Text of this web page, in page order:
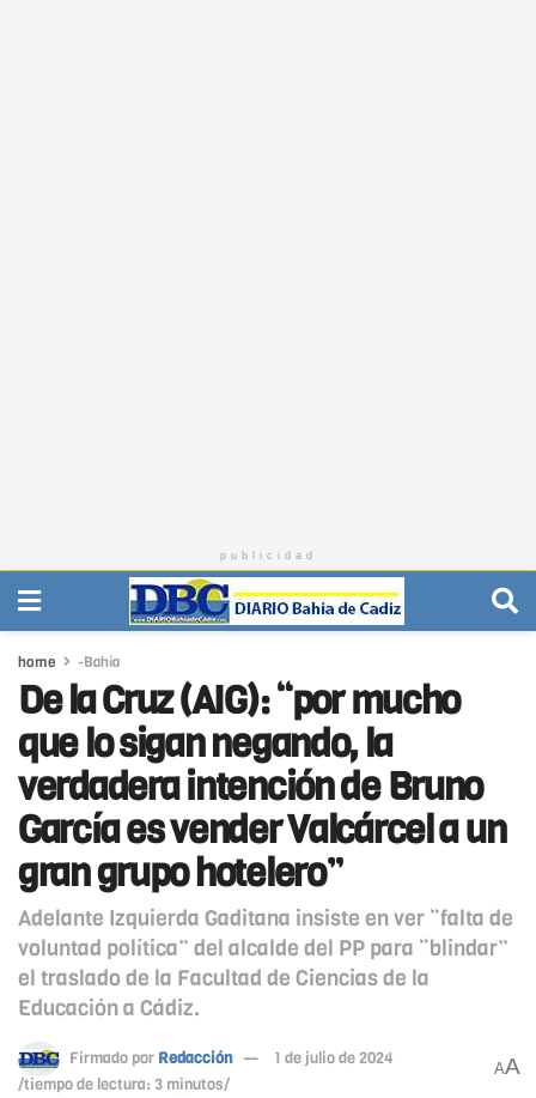
publicidad
home -Bahía
De la Cruz (AIG): “por mucho
que lo sigan negando, la
verdadera intención de Bruno
García es vender Valcárcel a un
gran grupo hotelero”
Adelante Izquierda Gaditana insiste en ver “falta de
voluntad política” del alcalde del PP para “blindar”
el traslado de la Facultad de Ciencias de la
Educación a Cádiz.
Firmado por Redacción
1 de julio de 2024
/tiempo de lectura: 3 minutos/
AA